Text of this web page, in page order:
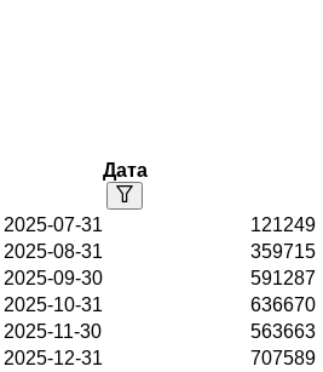
Дата
2025-07-31 121249
2025-08-31
359715
2025-09-30
591287
2025-10-31
636670
2025-11-30
563663
2025-12-31
707589